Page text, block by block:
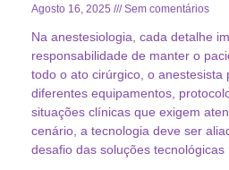
Agosto 16, 2025 Sem comentários
Na anestesiologia, cada detalhe
responsabilidade de manter o
todo o ato cirúrgico, o anestesista
diferentes equipamentos,
situações clínicas que exigem
cenário, a tecnologia deve ser
desafio das soluções tecnológicas